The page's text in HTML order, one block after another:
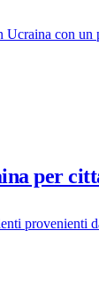
con
per
provenienti